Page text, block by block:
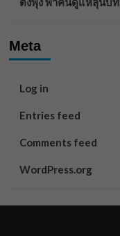
Meta
Log in
Entries feed
Comments feed
WordPress.org